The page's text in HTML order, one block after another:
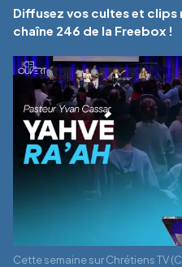
Diffusez vos cultes et clips
chaîne 246 de la Freebox !
Cette semaine sur Chrétiens TV